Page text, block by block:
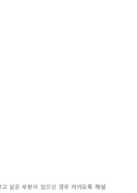
싶은 부분이 있으신 경우 카카오톡 채널